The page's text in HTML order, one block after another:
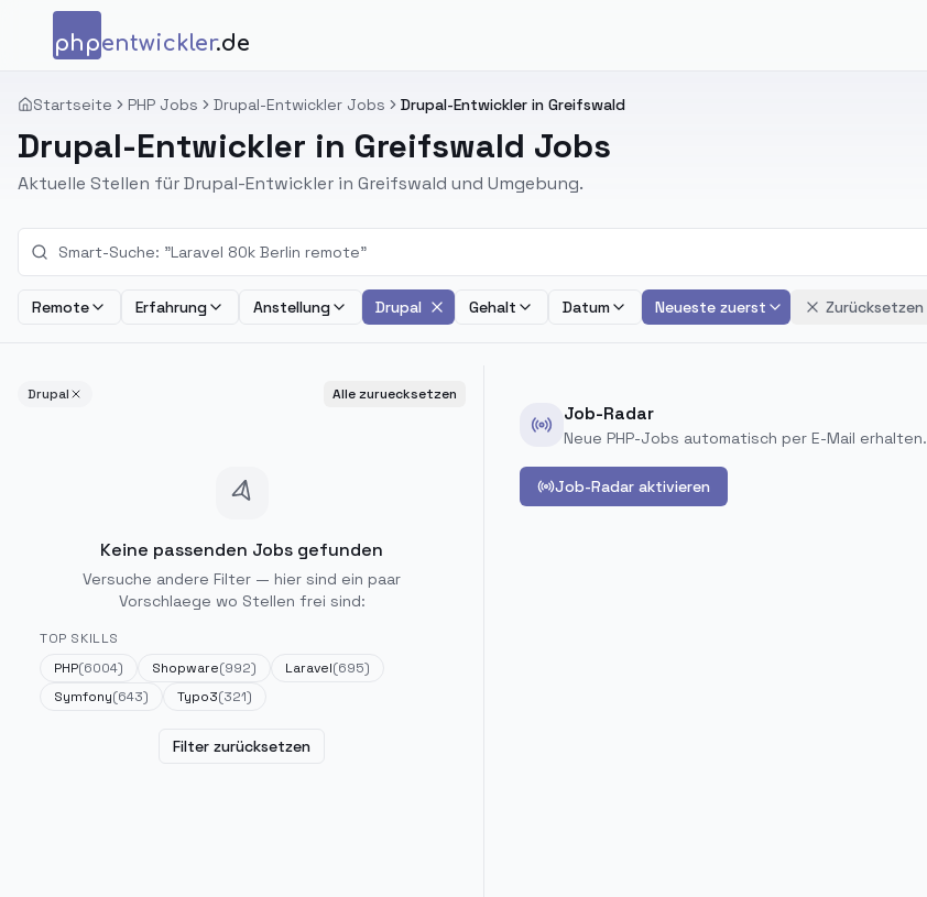
Zum Inhalt springen
phpentwickler.de
Startseite PHP Jobs Drupal-Entwickler Jobs Drupal-Entwickler in Greifswald
Drupal-Entwickler in Greifswald Jobs
Aktuelle Stellen für Drupal-Entwickler in Greifswald und Umgebung.
Remote Erfahrung Anstellung Drupal Gehalt Datum Neueste zuerst Zurücksetzen
Drupal Alle zuruecksetzen
Keine passenden Jobs gefunden
Versuche andere Filter — hier sind ein paar
Vorschlaege wo Stellen frei sind:
TOP SKILLS
PHP(6004) Shopware(992) Laravel(695)
Symfony(643) Typo3(321)
Filter zurücksetzen
Job-Radar
Neue PHP-Jobs automatisch per E-Mail erhalten.
Job-Radar aktivieren